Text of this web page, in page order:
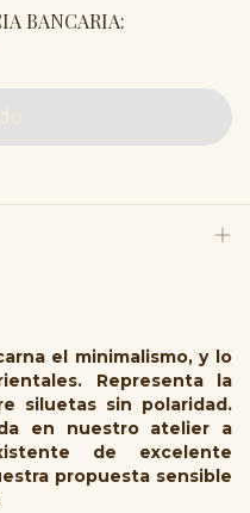
BANCARIA:
el minimalismo, y lo
Representa la
siluetas sin polaridad.
en nuestro atelier a
de excelente
propuesta sensible